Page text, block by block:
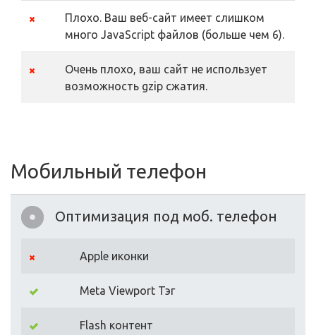
Плохо. Ваш веб-сайт имеет слишком
много JavaScript файлов (больше чем 6).
Очень плохо, ваш сайт не использует
возможность gzip сжатия.
Мобильный телефон
Оптимизация под моб. телефон
Apple иконки
Meta Viewport Тэг
Flash контент